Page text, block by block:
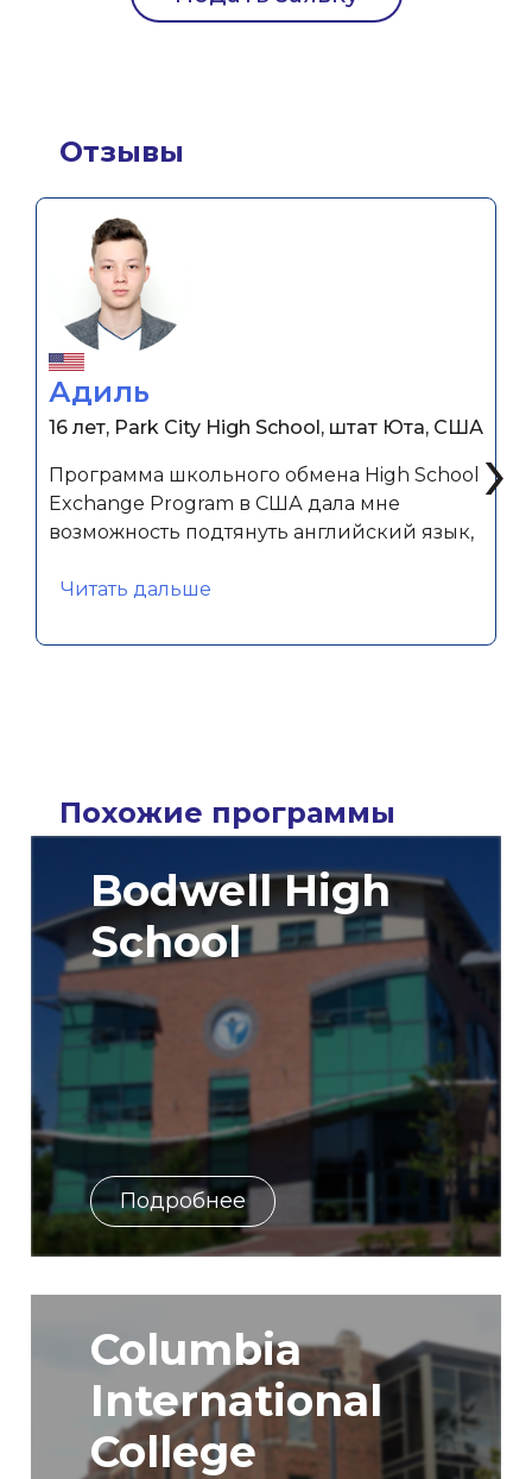
Отзывы
Адиль
16 лет, Park City High School, штат Юта, США
Программа школьного обмена High School
Exchange Program в США дала мне
возможность подтянуть английский язык,
Читать дальше
›
Похожие программы
Bodwell High
School
Подробнее
Columbia
International
College